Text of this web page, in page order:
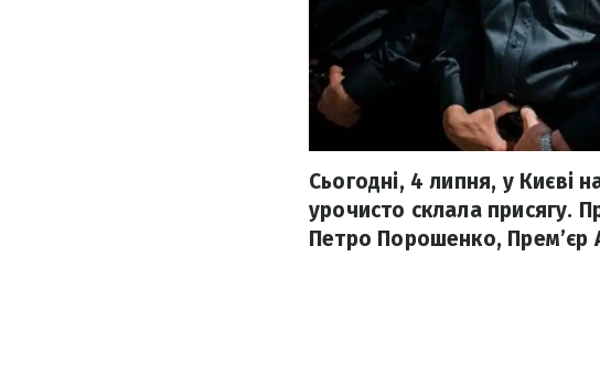
Сьогодні, 4 липня, у Києві
урочисто склала присягу.
Петро Порошенко, Прем’єр